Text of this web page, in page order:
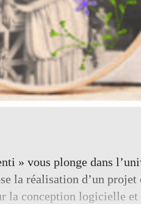
» vous plonge dans
la réalisation d’un
la conception logicielle